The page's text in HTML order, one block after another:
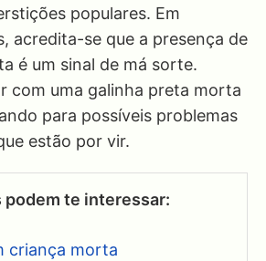
populares. Em
acredita-se que a presença de
é um sinal de má sorte.
com uma galinha preta morta
para possíveis problemas
estão por vir.
podem te interessar:
criança morta